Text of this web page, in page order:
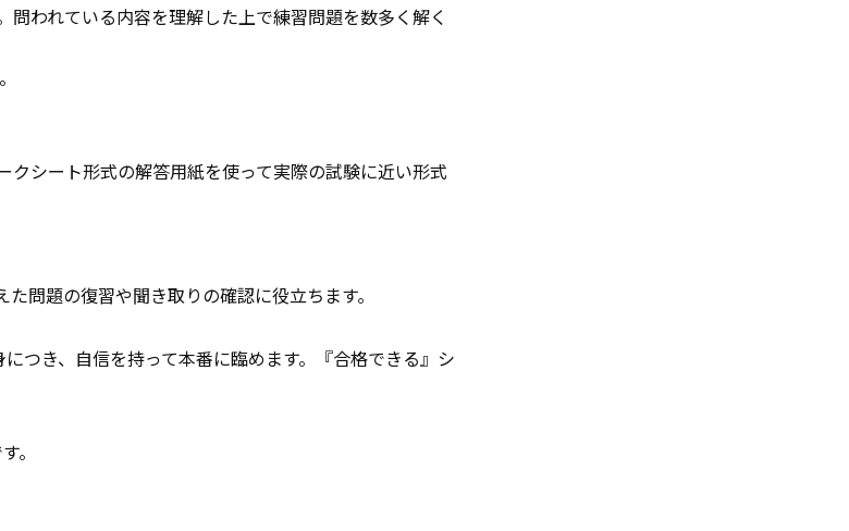
われている内容を理解した上で練習問題を数多く解く
シート形式の解答用紙を使って実際の試験に近い形式
問題の復習や聞き取りの確認に役立ちます。
つき、自信を持って本番に臨めます。『合格できる』シ
。